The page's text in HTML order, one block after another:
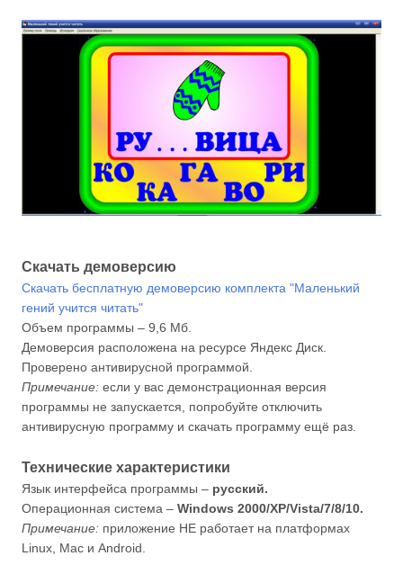
Скачать демоверсию
Скачать бесплатную демоверсию комплекта "Маленький
гений учится читать"
Объем программы – 9,6 Мб.
Демоверсия расположена на ресурсе Яндекс Диск.
Проверено антивирусной программой.
Примечание: если у вас демонстрационная версия
программы не запускается, попробуйте отключить
антивирусную программу и скачать программу ещё раз.
Технические характеристики
Язык интерфейса программы – русский.
Операционная система – Windows 2000/XP/Vista/7/8/10.
Примечание: приложение НЕ работает на платформах
Linux, Mac и Android.